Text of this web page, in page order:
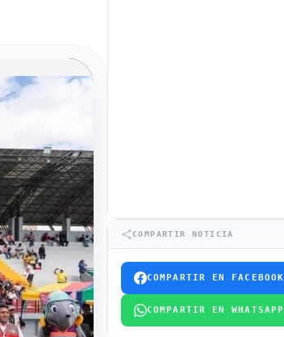
COMPARTIR NOTICIA
COMPARTIR EN FACEBOOK
COMPARTIR EN WHATSAPP